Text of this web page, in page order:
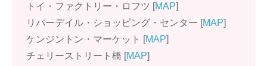
トイ・ファクトリー・ロフツ [MAP]
リバーデイル・ショッピング・センター [MAP]
ケンジントン・マーケット [MAP]
チェリーストリート橋 [MAP]